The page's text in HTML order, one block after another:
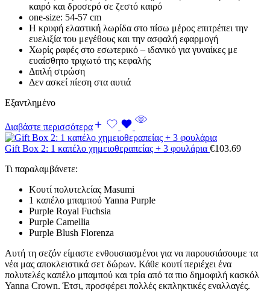
καιρό και δροσερό σε ζεστό καιρό
one-size: 54-57 cm
Η κρυφή ελαστική λωρίδα στο πίσω μέρος επιτρέπει την
ευελιξία του μεγέθους και την ασφαλή εφαρμογή
Χωρίς ραφές στο εσωτερικό – ιδανικό για γυναίκες με
ευαίσθητο τριχωτό της κεφαλής
Διπλή στρώση
Δεν ασκεί πίεση στα αυτιά
Εξαντλημένο
Διαβάστε περισσότερα
Gift Box 2: 1 καπέλο χημειοθεραπείας + 3 φουλάρια €103.69
Τι παραλαμβάνετε:
Κουτί πολυτελείας Masumi
1 καπέλο μπαμπού Yanna Purple
Purple Royal Fuchsia
Purple Camellia
Purple Blush Florenza
Αυτή τη σεζόν είμαστε ενθουσιασμένοι για να παρουσιάσουμε τα
νέα μας αποκλειστικά σετ δώρων. Κάθε κουτί περιέχει ένα
πολυτελές καπέλο μπαμπού και τρία από τα πιο δημοφιλή κασκόλ
Yanna Crown. Έτσι, προσφέρει πολλές εκπληκτικές εναλλαγές.